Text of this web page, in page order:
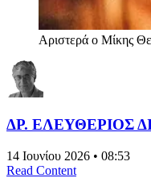
Αριστερά ο Μίκης
ΔΡ. ΕΛΕΥΘΕΡΙΟΣ
14 Ιουνίου 2026 • 08:53
Read Content